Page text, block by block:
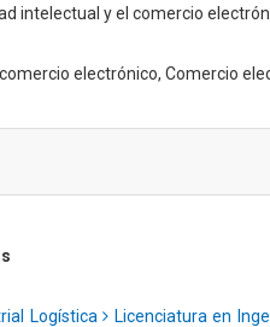
intelectual y el comercio
electrónico, Comercio
Logística
Licenciatura en